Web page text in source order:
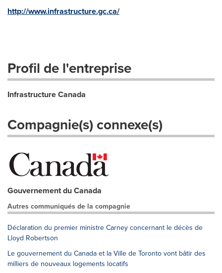
http://www.infrastructure.gc.ca/
Profil de l'entreprise
Infrastructure Canada
Compagnie(s) connexe(s)
Gouvernement du Canada
Autres communiqués de la compagnie
Déclaration du premier ministre Carney concernant le décès de
Lloyd Robertson
Le gouvernement du Canada et la Ville de Toronto vont bâtir des
milliers de nouveaux logements locatifs